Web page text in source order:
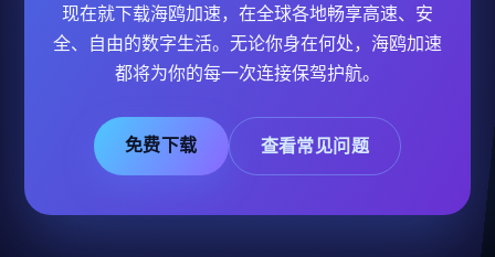
现在就下载海鸥加速，在全球各地畅享高速、安
全、自由的数字生活。无论你身在何处，海鸥加速
都将为你的每一次连接保驾护航。
免费下载 查看常见问题